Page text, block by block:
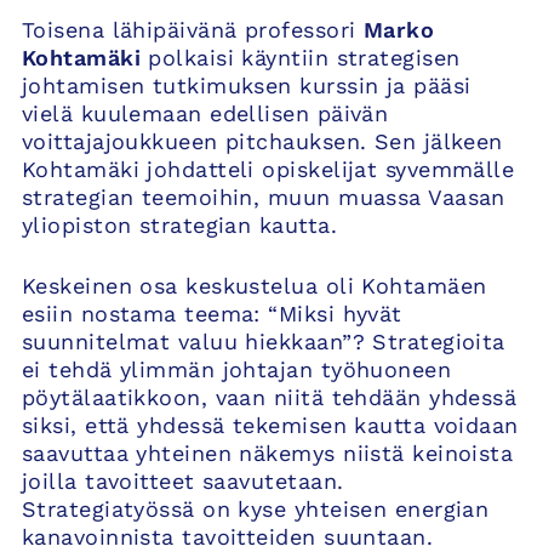
Toisena lähipäivänä professori Marko
Kohtamäki polkaisi käyntiin strategisen
johtamisen tutkimuksen kurssin ja pääsi
vielä kuulemaan edellisen päivän
voittajajoukkueen pitchauksen. Sen jälkeen
Kohtamäki johdatteli opiskelijat syvemmälle
strategian teemoihin, muun muassa Vaasan
yliopiston strategian kautta.
Keskeinen osa keskustelua oli Kohtamäen
esiin nostama teema: “Miksi hyvät
suunnitelmat valuu hiekkaan”? Strategioita
ei tehdä ylimmän johtajan työhuoneen
pöytälaatikkoon, vaan niitä tehdään yhdessä
siksi, että yhdessä tekemisen kautta voidaan
saavuttaa yhteinen näkemys niistä keinoista
joilla tavoitteet saavutetaan.
Strategiatyössä on kyse yhteisen energian
kanavoinnista tavoitteiden suuntaan.